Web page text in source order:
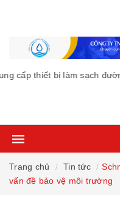
cấp thiết bị làm sạch
Trang chủ Tin tức
vấn đề bảo vệ môi trường